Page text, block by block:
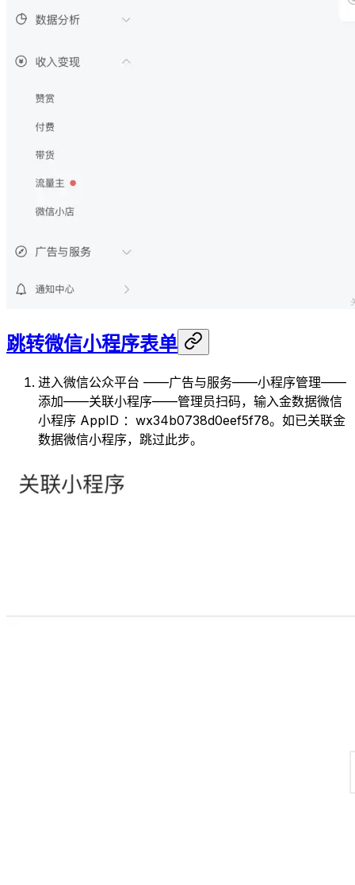
跳转微信小程序表单
进入微信公众平台 ——广告与服务——小程序管理——
添加——关联小程序——管理员扫码，输入金数据微信
小程序 AppID ：wx34b0738d0eef5f78。如已关联金
数据微信小程序，跳过此步。